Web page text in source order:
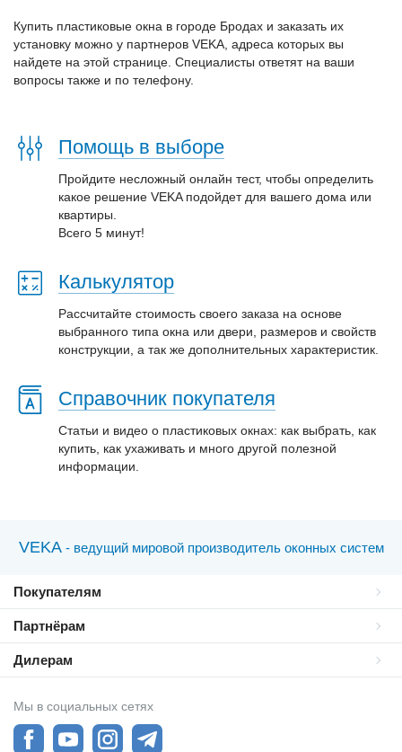
Купить пластиковые окна в городе Бродах и заказать их
установку можно у партнеров VEKA, адреса которых вы
найдете на этой странице. Специалисты ответят на ваши
вопросы также и по телефону.
Помощь в выборе
Пройдите несложный онлайн тест, чтобы определить
какое решение VEKA подойдет для вашего дома или
квартиры.
Всего 5 минут!
Калькулятор
Рассчитайте стоимость своего заказа на основе
выбранного типа окна или двери, размеров и свойств
конструкции, а так же дополнительных характеристик.
Справочник покупателя
Статьи и видео о пластиковых окнах: как выбрать, как
купить, как ухаживать и много другой полезной
информации.
VEKA - ведущий мировой производитель оконных систем
Покупателям
Партнёрам
Дилерам
Мы в социальных сетях